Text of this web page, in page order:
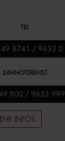
TEL :
8741 / 9633 0
24H-NOTDIENST:
800 / 9633 999
INFOS